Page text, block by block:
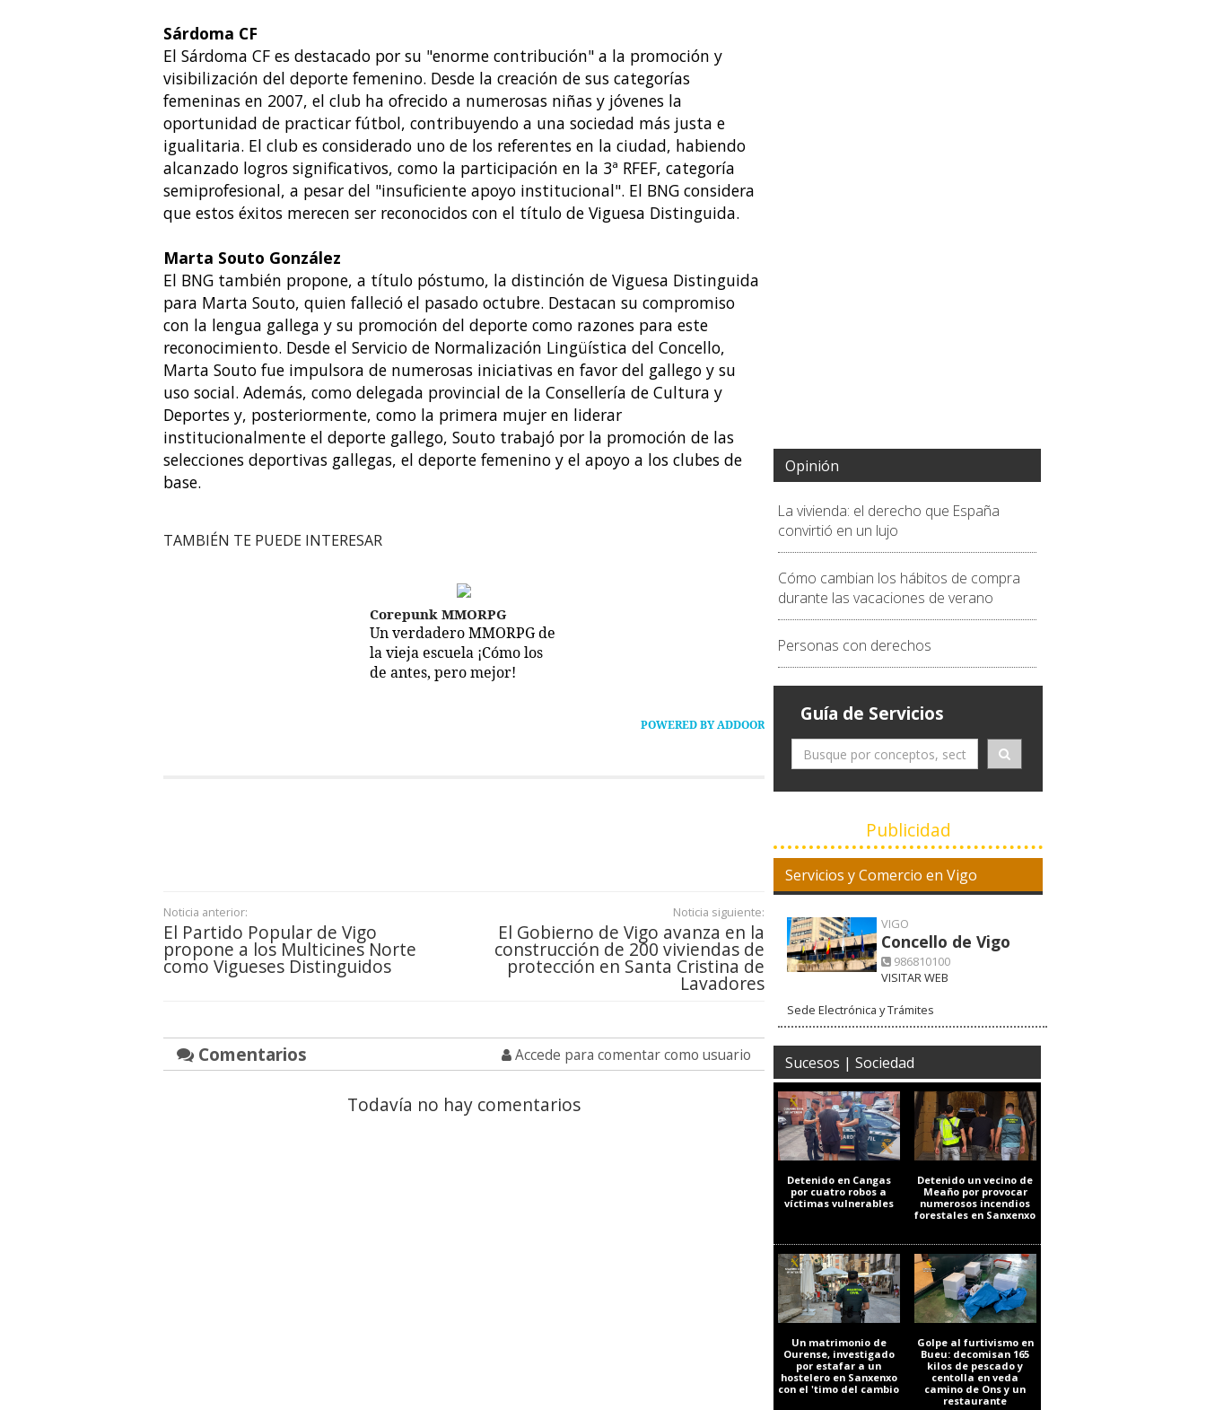
Sárdoma CF
El Sárdoma CF es destacado por su "enorme contribución" a la promoción y
visibilización del deporte femenino. Desde la creación de sus categorías
femeninas en 2007, el club ha ofrecido a numerosas niñas y jóvenes la
oportunidad de practicar fútbol, contribuyendo a una sociedad más justa e
igualitaria. El club es considerado uno de los referentes en la ciudad, habiendo
alcanzado logros significativos, como la participación en la 3ª RFEF, categoría
semiprofesional, a pesar del "insuficiente apoyo institucional". El BNG considera
que estos éxitos merecen ser reconocidos con el título de Viguesa Distinguida.
Marta Souto González
El BNG también propone, a título póstumo, la distinción de Viguesa Distinguida
para Marta Souto, quien falleció el pasado octubre. Destacan su compromiso
con la lengua gallega y su promoción del deporte como razones para este
reconocimiento. Desde el Servicio de Normalización Lingüística del Concello,
Marta Souto fue impulsora de numerosas iniciativas en favor del gallego y su
uso social. Además, como delegada provincial de la Consellería de Cultura y
Deportes y, posteriormente, como la primera mujer en liderar
institucionalmente el deporte gallego, Souto trabajó por la promoción de las
selecciones deportivas gallegas, el deporte femenino y el apoyo a los clubes de
base.
TAMBIÉN TE PUEDE INTERESAR
Corepunk MMORPG
Un verdadero MMORPG de
la vieja escuela ¡Cómo los
de antes, pero mejor!
POWERED BY ADDOOR
Noticia anterior:
El Partido Popular de Vigo
propone a los Multicines Norte
como Vigueses Distinguidos
Noticia siguiente:
El Gobierno de Vigo avanza en la
construcción de 200 viviendas de
protección en Santa Cristina de
Lavadores
Comentarios Accede para comentar como usuario
Todavía no hay comentarios
Opinión
La vivienda: el derecho que España
convirtió en un lujo
Cómo cambian los hábitos de compra
durante las vacaciones de verano
Personas con derechos
Guía de Servicios
Publicidad
Servicios y Comercio en Vigo
VIGO
Concello de Vigo
986810100
VISITAR WEB
Sede Electrónica y Trámites
Sucesos | Sociedad
Detenido en Cangas
por cuatro robos a
víctimas vulnerables
Detenido un vecino de
Meaño por provocar
numerosos incendios
forestales en Sanxenxo
Un matrimonio de
Ourense, investigado
por estafar a un
hostelero en Sanxenxo
con el 'timo del cambio
Golpe al furtivismo en
Bueu: decomisan 165
kilos de pescado y
centolla en veda
camino de Ons y un
restaurante